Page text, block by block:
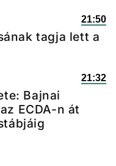
21:50
tagja lett a
21:32
Bajnai
ECDA-n át